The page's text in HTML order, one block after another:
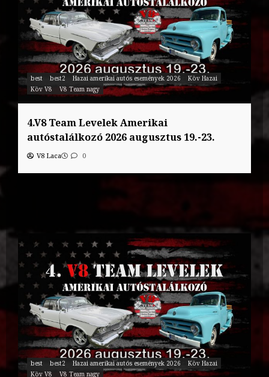
best best2 Hazai amerikai autós események 2026
Köv Hazai
Köv V8
V8 Team nagy
4.V8 Team Levelek Amerikai
autóstalálkozó 2026 augusztus 19.-23.
V8 Laca 0
best best2 Hazai amerikai autós események 2026
Köv Hazai
Köv V8
V8 Team nagy